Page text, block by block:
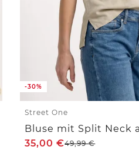
-30%
Street One
Bluse mit Split Neck
35,00€49,99€